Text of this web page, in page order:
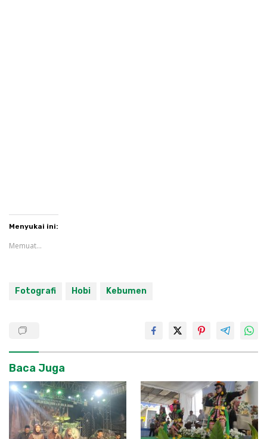
Menyukai ini:
Memuat...
Fotografi Hobi Kebumen
Baca Juga